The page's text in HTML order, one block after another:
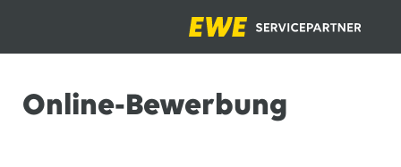
Online-Bewerbung